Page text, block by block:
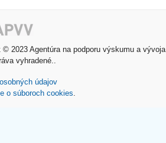
© 2023 Agentúra na podporu výskumu a
vyhradené.
údajov
o súboroch cookies